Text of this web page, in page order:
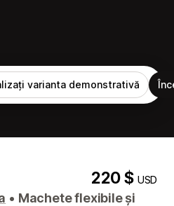
varianta demonstrativă
220 $USD
• Machete flexibile și